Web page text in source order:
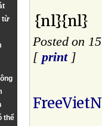
từ
thể
{nl}{nl}
Posted on
[ print]